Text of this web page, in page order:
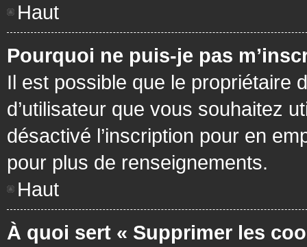
Haut
Pourquoi ne puis-je pas
Il est possible que le propriétaire
d’utilisateur que vous souhaitez
désactivé l’inscription pour en
pour plus de renseignements.
Haut
À quoi sert « Supprimer les